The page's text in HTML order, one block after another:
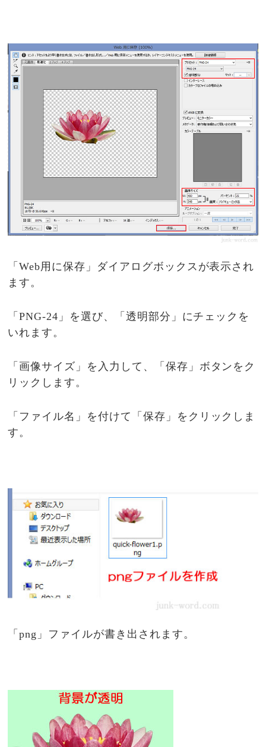
「Web用に保存」ダイアログボックスが表示され
ます。
「PNG-24」を選び、「透明部分」にチェックを
いれます。
「画像サイズ」を入力して、「保存」ボタンをク
リックします。
「ファイル名」を付けて「保存」をクリックしま
す。
「png」ファイルが書き出されます。